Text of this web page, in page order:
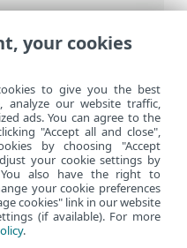
>도구> 실
your cookies
to give you the best
analyze our website traffic,
ads. You can agree to the
"Accept all and close",
by choosing "Accept
your cookie settings by
You also have the right to
your cookie preferences
cookies" link in our website
(if available). For more
.